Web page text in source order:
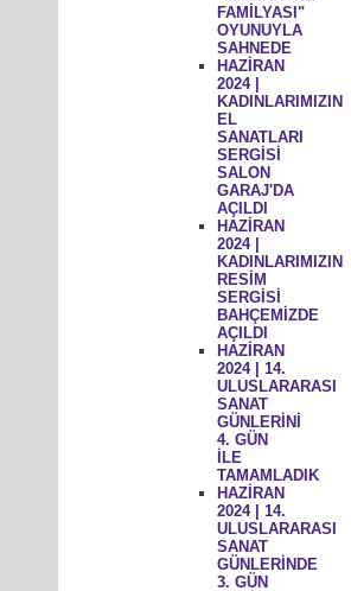
FAMİLYASI"
OYUNUYLA
SAHNEDE
HAZİRAN
2024 |
KADINLARIMIZIN
EL
SANATLARI
SERGİSİ
SALON
GARAJ'DA
AÇILDI
HAZİRAN
2024 |
KADINLARIMIZIN
RESİM
SERGİSİ
BAHÇEMİZDE
AÇILDI
HAZİRAN
2024 | 14.
ULUSLARARASI
SANAT
GÜNLERİNİ
4. GÜN
İLE
TAMAMLADIK
HAZİRAN
2024 | 14.
ULUSLARARASI
SANAT
GÜNLERİNDE
3. GÜN